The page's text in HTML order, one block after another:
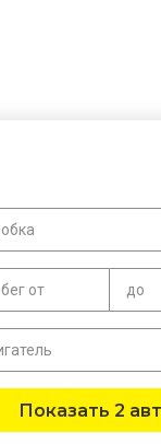
от до
Показать 2